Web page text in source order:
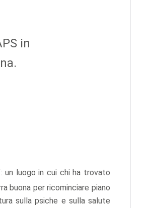
in
un luogo in cui chi ha trovato
buona per ricominciare piano
sulla psiche e sulla salute